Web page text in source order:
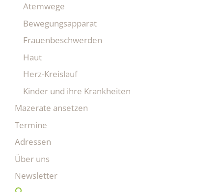
Atemwege
Bewegungsapparat
Frauenbeschwerden
Haut
Herz-Kreislauf
Kinder und ihre Krankheiten
Mazerate ansetzen
Termine
Adressen
Über uns
Newsletter